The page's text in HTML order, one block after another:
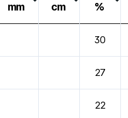
mm
cm
%
30
27
22